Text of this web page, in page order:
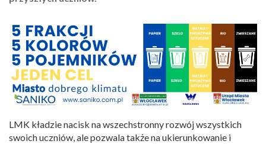
LMK kładzie nacisk na wszechstronny rozwój wszystkich
swoich uczniów, ale pozwala także na ukierunkowanie i